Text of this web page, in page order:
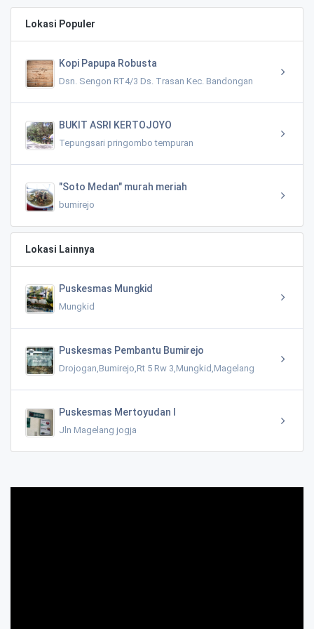
Lokasi Populer
Kopi Papupa Robusta
Dsn. Sengon RT4/3 Ds. Trasan Kec. Bandongan
BUKIT ASRI KERTOJOYO
Tepungsari pringombo tempuran
"Soto Medan" murah meriah
bumirejo
Lokasi Lainnya
Puskesmas Mungkid
Mungkid
Puskesmas Pembantu Bumirejo
Drojogan,Bumirejo,Rt 5 Rw 3,Mungkid,Magelang
Puskesmas Mertoyudan I
Jln Magelang jogja